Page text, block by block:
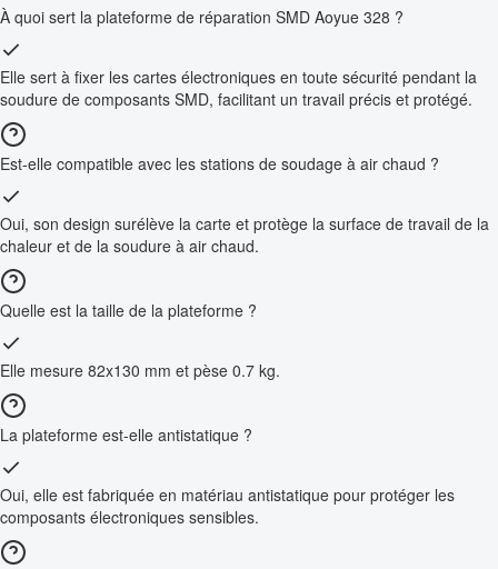
À quoi sert la plateforme de réparation SMD Aoyue 328 ?
Elle sert à fixer les cartes électroniques en toute sécurité pendant la
soudure de composants SMD, facilitant un travail précis et protégé.
Est-elle compatible avec les stations de soudage à air chaud ?
Oui, son design surélève la carte et protège la surface de travail de la
chaleur et de la soudure à air chaud.
Quelle est la taille de la plateforme ?
Elle mesure 82x130 mm et pèse 0.7 kg.
La plateforme est-elle antistatique ?
Oui, elle est fabriquée en matériau antistatique pour protéger les
composants électroniques sensibles.